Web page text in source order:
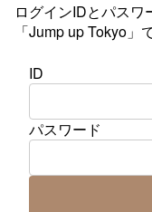
ログインIDとパス
「Jump up Tokyo」
ID
パスワード